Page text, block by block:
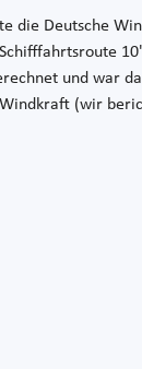
die Deutsche
und war
(wir